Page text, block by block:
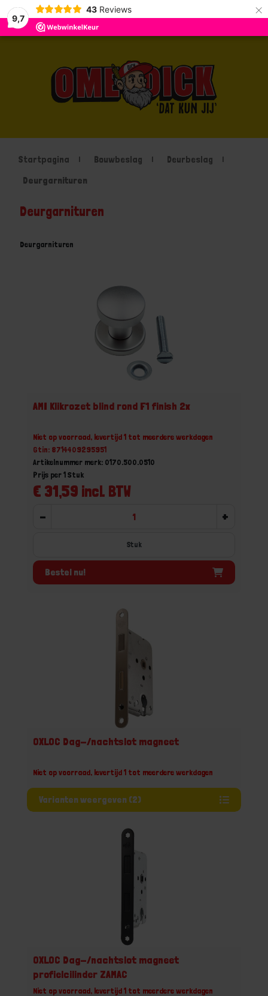
9,7
43 Reviews ×
Startpagina Bouwbeslag
Deurbeslag
Deurgarnituren
Deurgarnituren
Deurgarnituren
AMI Klikrozet blind rond F1 finish 2x
Niet op voorraad, levertijd 1 tot meerdere werkdagen
Gtin: 8714409295951
Artikelnummer merk: 0170.500.0510
€ 31,59 incl. BTW
Prijs per 1 Stuk
- +
Stuk
Bestel nu!
OXLOC Dag-/nachtslot magneet
Niet op voorraad, levertijd 1 tot meerdere werkdagen
Varianten weergeven (2)
OXLOC Dag-/nachtslot magneet
profielcilinder ZAMAC
Niet op voorraad, levertijd 1 tot meerdere werkdagen